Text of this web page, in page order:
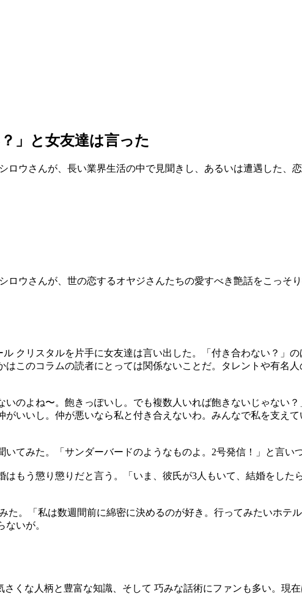
」と女友達は言った
ロウさんが、長い業界生活の中で見聞きし、あるいは遭遇した、
ロウさんが、世の恋するオヤジさんたちの愛すべき艶話をこっそ
クリスタルを片手に女友達は言い出した。「付き合わない？」
このコラムの読者にとっては関係ないことだ。タレントや有名
のよね〜。飽きっぽいし。でも複数人いれば飽きないじゃない
いいし。仲が悪いなら私と付き合えないわ。みんなで私を支え
てみた。「サンダーバードのようなものよ。2号発信！」と言い
もう懲り懲りだと言う。「いま、彼氏が3人もいて、結婚をした
た。「私は数週間前に綿密に決めるのが好き。行ってみたいホテ
いが。
くな人柄と豊富な知識、そして 巧みな話術にファンも多い。現